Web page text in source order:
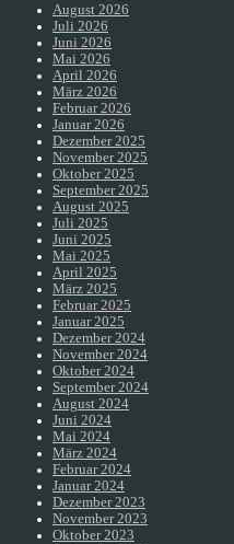
August 2026
Juli 2026
Juni 2026
Mai 2026
April 2026
März 2026
Februar 2026
Januar 2026
Dezember 2025
November 2025
Oktober 2025
September 2025
August 2025
Juli 2025
Juni 2025
Mai 2025
April 2025
März 2025
Februar 2025
Januar 2025
Dezember 2024
November 2024
Oktober 2024
September 2024
August 2024
Juni 2024
Mai 2024
März 2024
Februar 2024
Januar 2024
Dezember 2023
November 2023
Oktober 2023